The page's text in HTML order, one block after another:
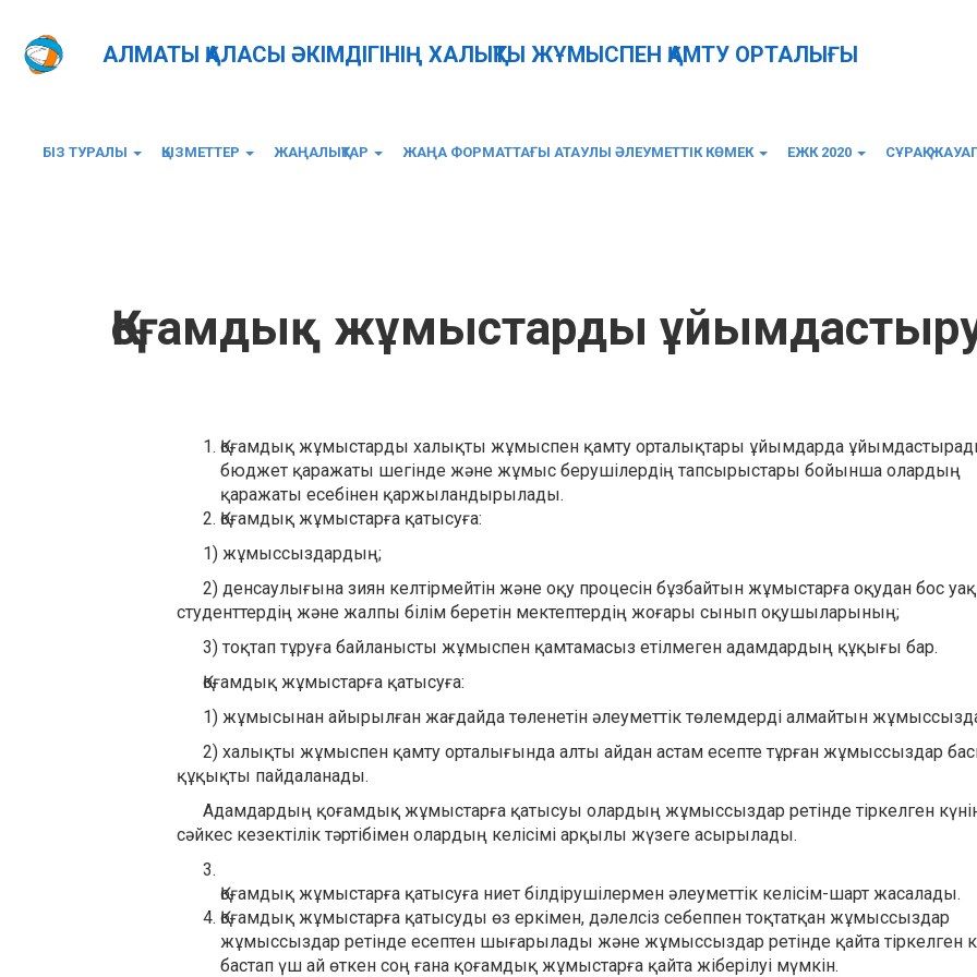
АЛМАТЫ ҚАЛАСЫ ӘКІМДІГІНІҢ ХАЛЫҚТЫ ЖҰМЫСПЕН ҚАМТУ ОРТАЛЫҒЫ
БІЗ ТУРАЛЫ ҚЫЗМЕТТЕР ЖАҢАЛЫҚТАР ЖАҢА ФОРМАТТАҒЫ АТАУЛЫ ӘЛЕУМЕТТІК КӨМЕК ЕЖК 2020 СҰРАҚ-
Қоғамдық жұмыстарды
Қоғамдық жұмыстарды халықты жұмыспен қамту орталықтары ұйымдарда
бюджет қаражаты шегінде және жұмыс берушілердің тапсырыстары бойынша олардың
қаражаты есебінен қаржыландырылады.
Қоғамдық жұмыстарға қатысуға:
1) жұмыссыздардың;
2) денсаулығына зиян келтірмейтін және оқу процесін бұзбайтын жұмыстарға оқудан бос
студенттердің және жалпы білім беретін мектептердің жоғары сынып оқушыларының;
3) тоқтап тұруға байланысты жұмыспен қамтамасыз етілмеген адамдардың құқығы бар.
Қоғамдық жұмыстарға қатысуға:
1) жұмысынан айырылған жағдайда төленетін әлеуметтік төлемдерді алмайтын
2) халықты жұмыспен қамту орталығында алты айдан астам есепте тұрған жұмыссыздар
құқықты пайдаланады.
Адамдардың қоғамдық жұмыстарға қатысуы олардың жұмыссыздар ретінде тіркелген
сәйкес кезектілік тәртібімен олардың келісімі арқылы жүзеге асырылады.
Қоғамдық жұмыстарға қатысуға ниет білдірушілермен әлеуметтік келісім-шарт жасалады.
Қоғамдық жұмыстарға қатысуды өз еркімен, дәлелсіз себеппен тоқтатқан жұмыссыздар
жұмыссыздар ретінде есептен шығарылады және жұмыссыздар ретінде қайта тіркелген
бастап үш ай өткен соң ғана қоғамдық жұмыстарға қайта жіберілуі мүмкін.